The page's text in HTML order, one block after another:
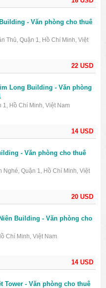
22 USD
- Văn phòng cho thuê
Thủ, Quận 1, Hồ Chí Minh, Việt
14 USD
Long Building - Văn phòng
1, Hồ Chí Minh, Việt Nam
20 USD
- Văn phòng cho thuê
Nghé, Quận 1, Hồ Chí Minh, Việt
14 USD
Building - Văn phòng cho
Chí Minh, Việt Nam
Tower - Văn phòng cho thuê